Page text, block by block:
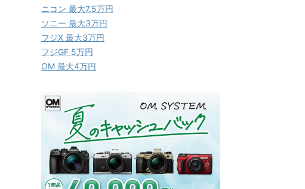
ニコン 最大7.5万円
ソニー 最大3万円
フジX 最大3万円
フジGF 5万円
OM 最大4万円